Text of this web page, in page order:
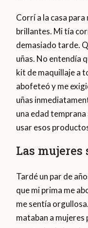
Corrí a la casa
brillantes. Mi tía
demasiado tarde.
uñas. No entendía
kit de maquillaje a
abofeteó y me
uñas
una edad
usar esos
Las mujeres
Tardé un par de
que mi prima me
me sentía
mataban a mujeres